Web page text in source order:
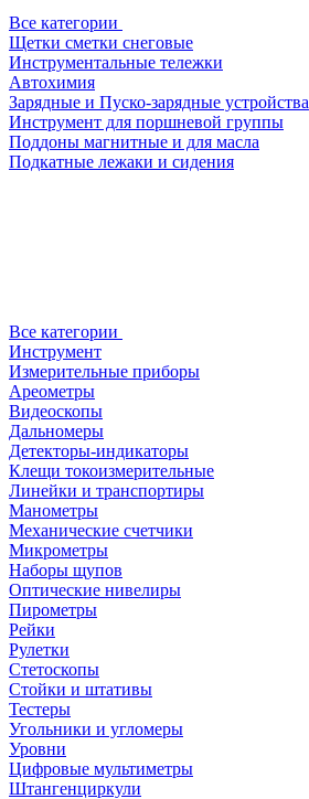
Все категории
Щетки сметки снеговые
Инструментальные тележки
Автохимия
Зарядные и Пуско-зарядные устройства
Инструмент для поршневой группы
Поддоны магнитные и для масла
Подкатные лежаки и сидения
Все категории
Инструмент
Измерительные приборы
Ареометры
Видеоскопы
Дальномеры
Детекторы-индикаторы
Клещи токоизмерительные
Линейки и транспортиры
Манометры
Механические счетчики
Микрометры
Наборы щупов
Оптические нивелиры
Пирометры
Рейки
Рулетки
Стетоскопы
Стойки и штативы
Тестеры
Угольники и угломеры
Уровни
Цифровые мультиметры
Штангенциркули